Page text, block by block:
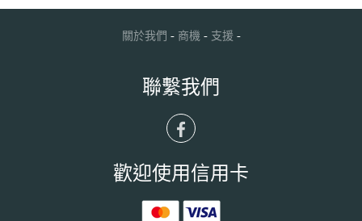
關於我們 - 商機 - 支援 -
聯繫我們
歡迎使用信用卡